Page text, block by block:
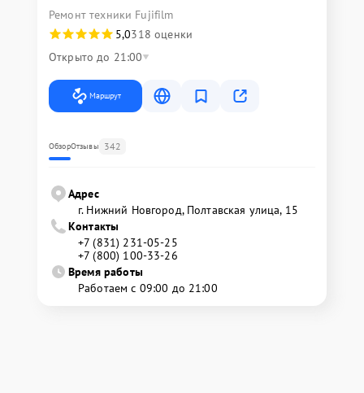
Ремонт техники Fujifilm
5,0318 оценки
Открыто до 21:00
Маршрут
ОбзорОтзывы 342
Адрес
г. Нижний Новгород, Полтавская улица, 15
Контакты
+7 (831) 231-05-25
+7 (800) 100-33-26
Время работы
Работаем с 09:00 до 21:00